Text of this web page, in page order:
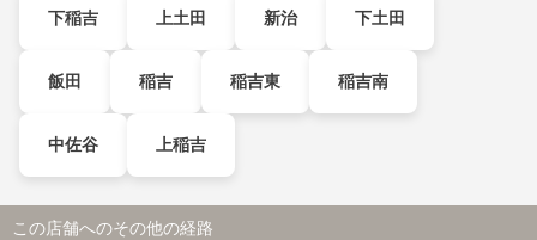
下稲吉 上土田 新治 下土田
飯田 稲吉 稲吉東 稲吉南
中佐谷 上稲吉
この店舗へのその他の経路